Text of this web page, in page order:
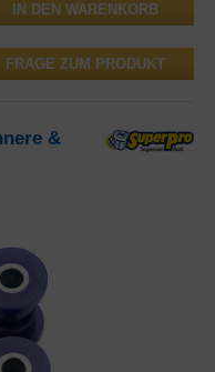
FRAGE ZUM PRODUKT
&